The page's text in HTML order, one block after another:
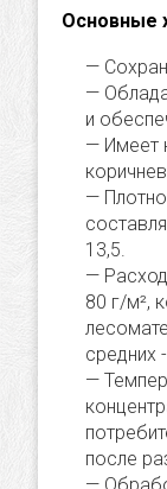
Основные
и
Имеет
13,5.
80 г/м²,
средних
после